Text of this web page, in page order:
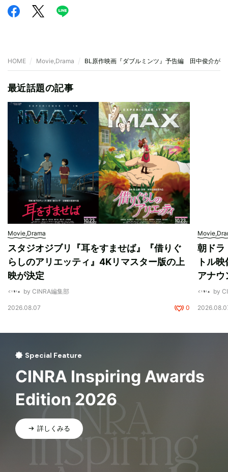
HOME Movie,Drama BL原作映画『ダブルミンツ』予告編 田中俊介が
最近話題の記事
Movie,Drama
スタジオジブリ『耳をすませば』『借りぐ
らしのアリエッティ』4Kリマスター版の上
映が決定
by CINRA編集部
2026.08.07 0
朝ドラ
トル
アナウ
by
Special Feature
CINRA Inspiring Awards
Edition 2026
詳しくみる